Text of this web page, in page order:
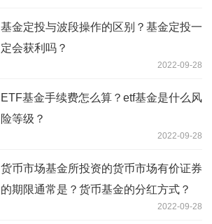
基金定投与波段操作的区别？基金定投一
定会获利吗？
2022-09-28
ETF基金手续费怎么算？etf基金是什么风
险等级？
2022-09-28
货币市场基金所投资的货币市场有价证券
的期限通常是？货币基金的分红方式？
2022-09-28